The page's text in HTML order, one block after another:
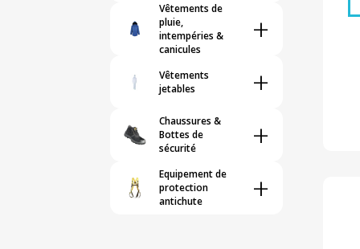
Vêtements de
pluie,
intempéries &
canicules
+
Vêtements
jetables
+
Chaussures &
Bottes de
sécurité
+
Equipement de
protection
antichute
+